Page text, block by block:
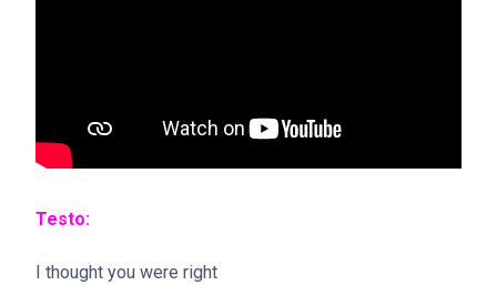
Testo:
I thought you were right